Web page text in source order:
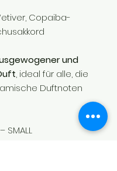
Copaiba-
und
, ideal für alle, die
Duftnoten
SMALL